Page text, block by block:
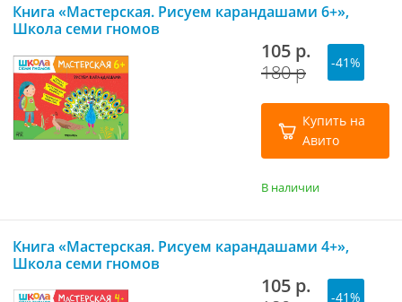
Книга «Мастерская. Рисуем карандашами 6+»,
Школа семи гномов
105 р.
180 р
-41%
Купить на
Авито
В наличии
Книга «Мастерская. Рисуем карандашами 4+»,
Школа семи гномов
105 р.
-41%